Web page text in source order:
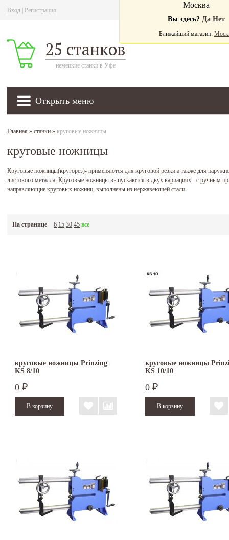
Вход Регистрация
25 станков
немецкие станки в Уфе
Открыть меню
Москва
Вы здесь? Да Нет
Ближайший магазин:
Главная » станки » круговые ножницы
круговые ножницы
Круговые ножницы(кругорез)- применяются для круговой резки а также для
листового металла. Круговые ножницы выпускаются в двух вариациях - с ручным
направляющие круговых ножниц, выполнены из нержавеющей стали.
На странице 6 15 30 45 все
круговые ножницы Prinzing
KS 8/10
0 ₽
круговые ножницы
KS 10/10
0 ₽